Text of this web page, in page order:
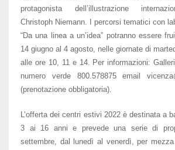
protagonista dell’illustrazione
Christoph Niemann. I percorsi tematici con
“Da una linea a un’idea” potranno essere
14 giugno al 4 agosto, nelle giornate di
alle ore 10, 11 e 14. Per informazioni:
numero verde 800.578875 email
(prenotazione obbligatoria).
L’offerta dei centri estivi 2022 è destinata a
3 ai 16 anni e prevede una serie di
settembre, dal lunedì al venerdì, per